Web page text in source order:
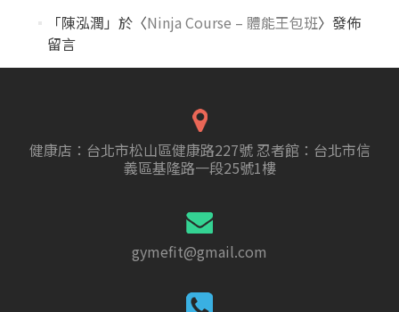
「陳泓潤 」於〈Ninja Course – 體能王包班〉發佈
留言
健康店：台北市松山區健康路227號 忍者館：台北市信
義區基隆路一段25號1樓
gymefit@gmail.com